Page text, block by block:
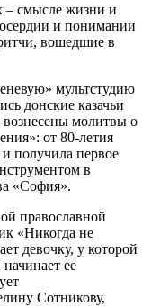
– смысле жизни и
и понимании
вошедшие в
мультстудию
донские казачьи
молитвы о
от 80-летия
получила первое
в
«София».
православной
«Никогда не
девочку, у которой
ее
Сотникову,